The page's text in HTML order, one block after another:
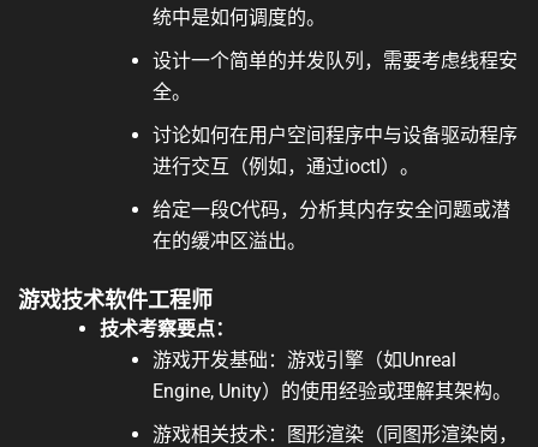
统中是如何调度的。
设计一个简单的并发队列，需要考虑线程安
全。
讨论如何在用户空间程序中与设备驱动程序
进行交互（例如，通过ioctl）。
给定一段C代码，分析其内存安全问题或潜
在的缓冲区溢出。
游戏技术软件工程师
技术考察要点：
游戏开发基础：游戏引擎（如Unreal
Engine, Unity）的使用经验或理解其架构。
游戏相关技术：图形渲染（同图形渲染岗，